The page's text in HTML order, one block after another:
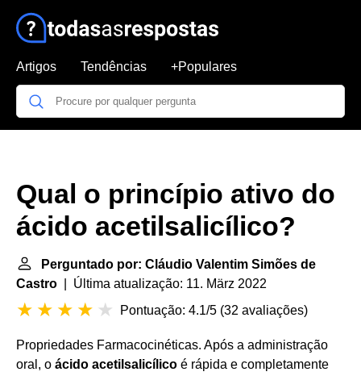
Artigos Tendências +Populares
Qual o princípio ativo do
ácido acetilsalicílico?
Perguntado por: Cláudio Valentim Simões de
Castro | Última atualização: 11. März 2022
Pontuação: 4.1/5 (32 avaliações)
Propriedades Farmacocinéticas. Após a administração
oral, o ácido acetilsalicílico é rápida e completamente